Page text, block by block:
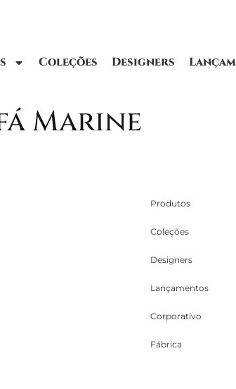
Coleções Designers
Marine
Produtos
Coleções
Designers
Lançamentos
Corporativo
Fábrica